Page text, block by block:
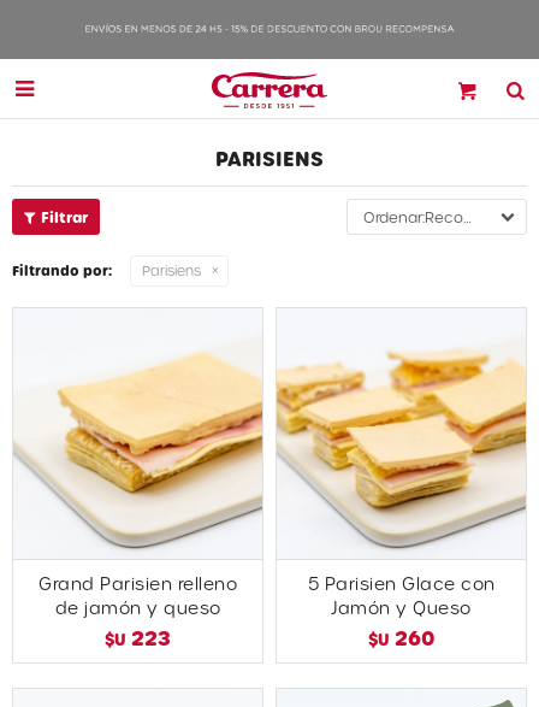

PARISIENS
Recomendados
Filtrando por: Parisiens
Grand Parisien relleno
de jamón y queso
$U 223
5 Parisien Glace con
Jamón y Queso
$U 260